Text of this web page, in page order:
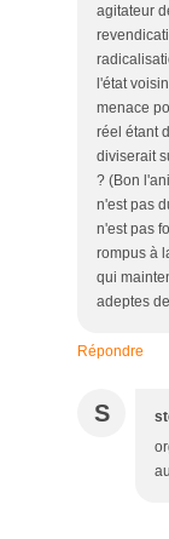
agitateur
l'état
menace
réel étant
diviserait
? (Bon
n'est pas
n'est pas
rompus à
qui
adeptes
Répondre
S